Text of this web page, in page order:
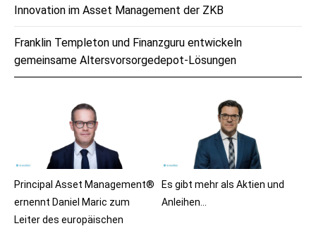
Principal Asset Management®
ernennt Daniel Maric zum
Leiter des europäischen
Es gibt mehr als Aktien und
Anleihen…
Innovation im Asset Management der ZKB
Franklin Templeton und Finanzguru entwickeln
gemeinsame Altersvorsorgedepot-Lösungen